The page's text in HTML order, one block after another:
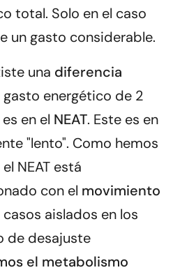
total. Solo en el caso
un gasto considerable.
una diferencia
gasto energético de 2
en el NEAT. Este es en
"lento". Como hemos
NEAT está
con el movimiento
casos aislados en los
de desajuste
el metabolismo